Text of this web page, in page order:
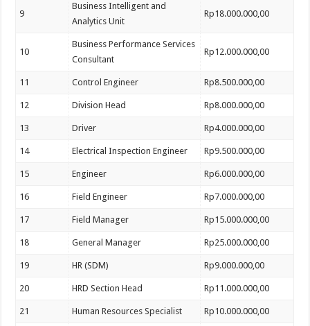
9
Business Intelligent and
Analytics Unit
Rp18.000.000,00
10
Business Performance Services
Consultant
Rp12.000.000,00
11 Control Engineer Rp8.500.000,00
12 Division Head Rp8.000.000,00
13 Driver Rp4.000.000,00
14 Electrical Inspection Engineer Rp9.500.000,00
15 Engineer Rp6.000.000,00
16 Field Engineer Rp7.000.000,00
17 Field Manager Rp15.000.000,00
18 General Manager Rp25.000.000,00
19 HR (SDM) Rp9.000.000,00
20 HRD Section Head Rp11.000.000,00
21 Human Resources Specialist Rp10.000.000,00